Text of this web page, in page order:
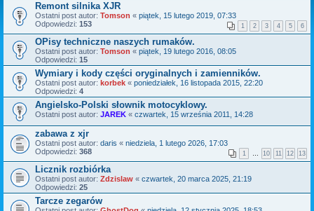
Remont silnika XJR
Ostatni post autor: Tomson « piątek, 15 lutego 2019, 07:33
Odpowiedzi: 153 1 2 3 4 5 6
OPisy techniczne naszych rumaków.
Ostatni post autor: Tomson « piątek, 19 lutego 2016, 08:05
Odpowiedzi: 15
Wymiary i kody części oryginalnych i zamienników.
Ostatni post autor: korbek « poniedziałek, 16 listopada 2015, 22:20
Odpowiedzi: 4
Angielsko-Polski słownik motocyklowy.
Ostatni post autor: JAREK « czwartek, 15 września 2011, 14:28
zabawa z xjr
Ostatni post autor: daris « niedziela, 1 lutego 2026, 17:03
Odpowiedzi: 368 1 … 10 11 12 13
Licznik rozbiórka
Ostatni post autor: Zdzislaw « czwartek, 20 marca 2025, 21:19
Odpowiedzi: 25
Tarcze zegarów